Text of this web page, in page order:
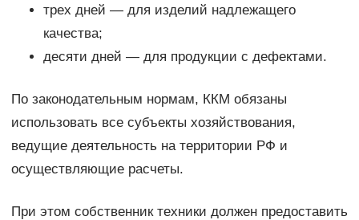
трех дней — для изделий надлежащего
качества;
десяти дней — для продукции с дефектами.
По законодательным нормам, ККМ обязаны
использовать все субъекты хозяйствования,
ведущие деятельность на территории РФ и
осуществляющие расчеты.
При этом собственник техники должен предоставить